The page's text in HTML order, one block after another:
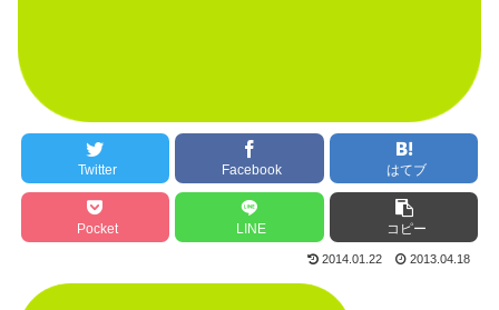
Twitter Facebook はてブ
Pocket LINE コピー
2014.01.22 2013.04.18